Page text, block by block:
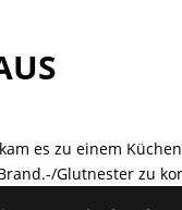
es zu einem
Glutnester zu